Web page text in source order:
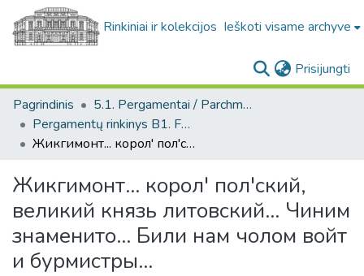
Rinkiniai ir kolekcijos Ieškoti visame archyve
Prisijungti
Pagrindinis
5.1. Pergamentai / Parchments
Pergamentų rinkinys B1. F1 / Parchment collection B1. F1
Жикгимонт... корол' пол'ский, великий князь литовский... Чиним знаменито... Били нам чолом войт и бурмистры...
Жикгимонт... корол' пол'ский,
великий князь литовский... Чиним
знаменито... Били нам чолом войт
и бурмистры...